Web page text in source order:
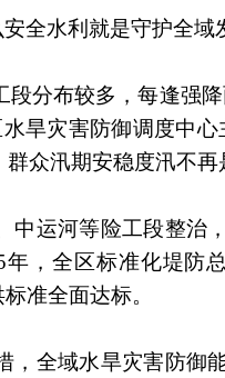
全水利就是守护全域
分布较多，每逢强
旱灾害防御调度中
众汛期安稳度汛不再
运河等险工段整治
，全区标准化堤防
准全面达标。
全域水旱灾害防御